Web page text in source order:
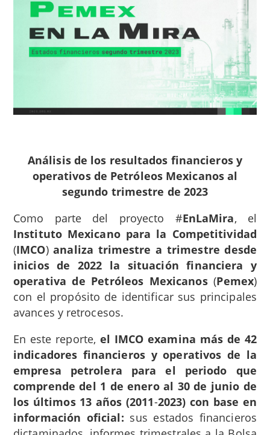
Análisis de los resultados financieros y
operativos de Petróleos Mexicanos al
segundo trimestre de 2023
Como parte del proyecto #EnLaMira, el
Instituto Mexicano para la Competitividad
(IMCO)analiza trimestre a trimestre desde
inicios de 2022 la situación financiera y
operativa de Petróleos Mexicanos(Pemex)
con el propósito de identificar sus principales
avances y retrocesos.
En este reporte, el IMCO examina más de 42
indicadores financieros y operativos de la
empresa petrolera para el periodo que
comprende del 1 de enero al 30 de junio de
los últimos 13 años (2011-2023) con base en
información oficial: sus estados financieros